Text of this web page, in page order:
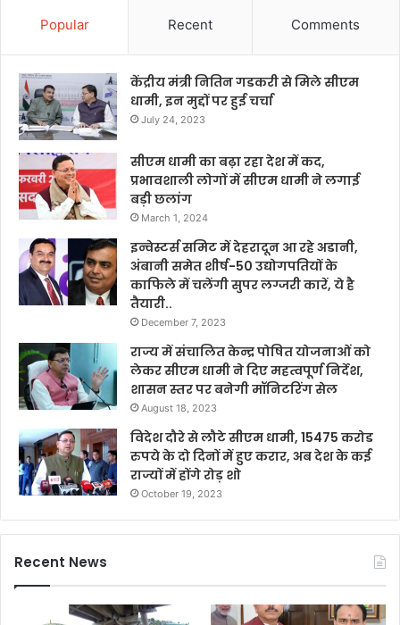
Popular Recent Comments
केंद्रीय मंत्री नितिन गडकरी से मिले सीएम
धामी, इन मुद्दों पर हुई चर्चा
July 24, 2023
सीएम धामी का बढ़ा रहा देश में कद,
प्रभावशाली लोगों में सीएम धामी ने लगाई
बड़ी छलांग
March 1, 2024
इन्वेस्टर्स समिट में देहरादून आ रहे अडानी,
अंबानी समेत शीर्ष-50 उद्योगपतियों के
काफिले में चलेंगी सुपर लग्जरी कारें, ये है
तैयारी..
December 7, 2023
राज्य में संचालित केन्द्र पोषित योजनाओं को
लेकर सीएम धामी ने दिए महत्वपूर्ण निर्देश,
शासन स्तर पर बनेगी मॉनिटरिंग सेल
August 18, 2023
विदेश दौरे से लौटे सीएम धामी, 15475 करोड
रुपये के दो दिनों में हुए करार, अब देश के कई
राज्यों में होंगे रोड़ शो
October 19, 2023
Recent News